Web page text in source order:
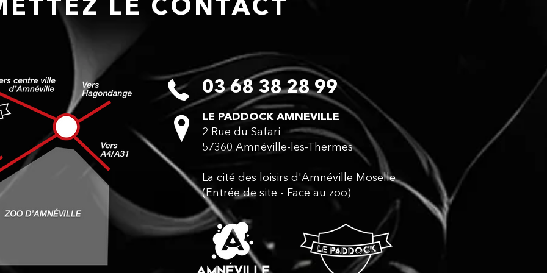
LE CONTACT
03 68 38 28 99
LE PADDOCK AMNEVILLE​
2 Rue du Safari
57360 Amnéville-les-Thermes
La cité des loisirs d'Amnéville Moselle
(Entrée de site - Face au zoo)